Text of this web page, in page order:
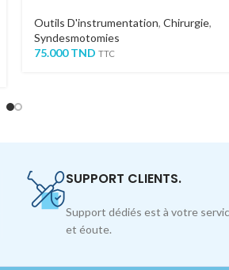
Outils D'instrumentation, Chirurgie,
Syndesmotomies
75.000TND TTC
SUPPORT CLIENTS.
Support dédiés est à votre
et éoute.